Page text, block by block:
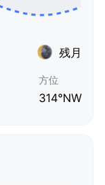
残月
方位
314°NW